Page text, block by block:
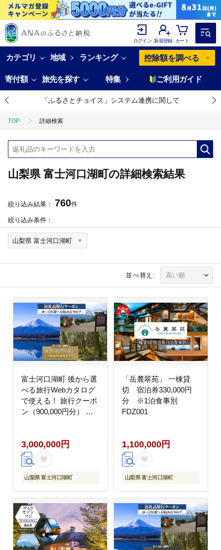
ログイン 新規登録 カート
カテゴリ 地域 ランキング 控除額を調べる
寄付額 旅先を探す 特集 ご利用ガイド
「ふるさとチョイス」システム連携に関して
TOP 詳細検索
山梨県 富士河口湖町の詳細検索結果
絞り込み結果： 760件
絞り込み条件：
山梨県 富士河口湖町
並べ替え:
富士河口湖町 後から選
べる旅行Webカタログ
で使える！ 旅行クーポ
ン（900,000円分） 旅
3,000,000円
山梨県 富士河口湖町
「岳麓翠苑」 一棟貸
切 宿泊券330,000円
分 ※1泊食事別
FDZ001
1,100,000円
山梨県 富士河口湖町